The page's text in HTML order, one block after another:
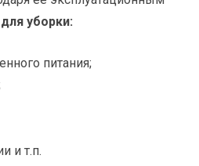
для уборки:
питания;
и т.п.